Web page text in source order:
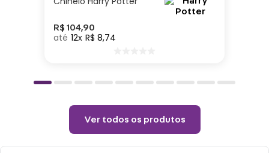
Choques ou quedas podem danificar o
produto.
neutro.
Não utilizar produtos químicos ou
abrasivos.
R$ 104,90
12 R$ 8,74
Ver todos os produtos